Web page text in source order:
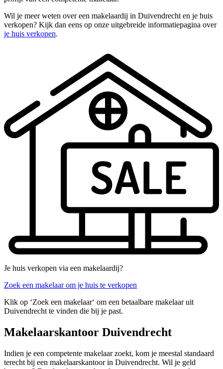
Wil je meer weten over een makelaardij in Duivendrecht en je huis
verkopen? Kijk dan eens op onze uitgebreide informatiepagina over
je huis verkopen.
Je huis verkopen via een makelaardij?
Zoek een makelaar om je huis te verkopen
Klik op ‘Zoek een makelaar‘ om een betaalbare makelaar uit
Duivendrecht te vinden die bij je past.
Makelaarskantoor Duivendrecht
Indien je een competente makelaar zoekt, kom je meestal standaard
terecht bij een makelaarskantoor in Duivendrecht. Wil je geld